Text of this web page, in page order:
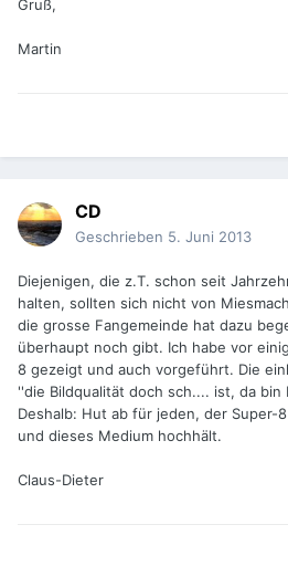
Gruß,
Martin
CD
Geschrieben 5. Juni 2013
Diejenigen, die z.T. schon seit
halten, sollten sich nicht von
die grosse Fangemeinde hat dazu
überhaupt noch gibt. Ich habe vor
8 gezeigt und auch vorgeführt. Die
''die Bildqualität doch sch.... ist, da
Deshalb: Hut ab für jeden, der Super-
und dieses Medium hochhält.
Claus-Dieter